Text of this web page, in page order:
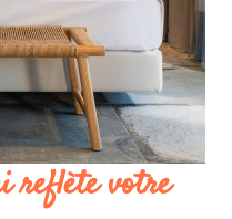
reflète votre